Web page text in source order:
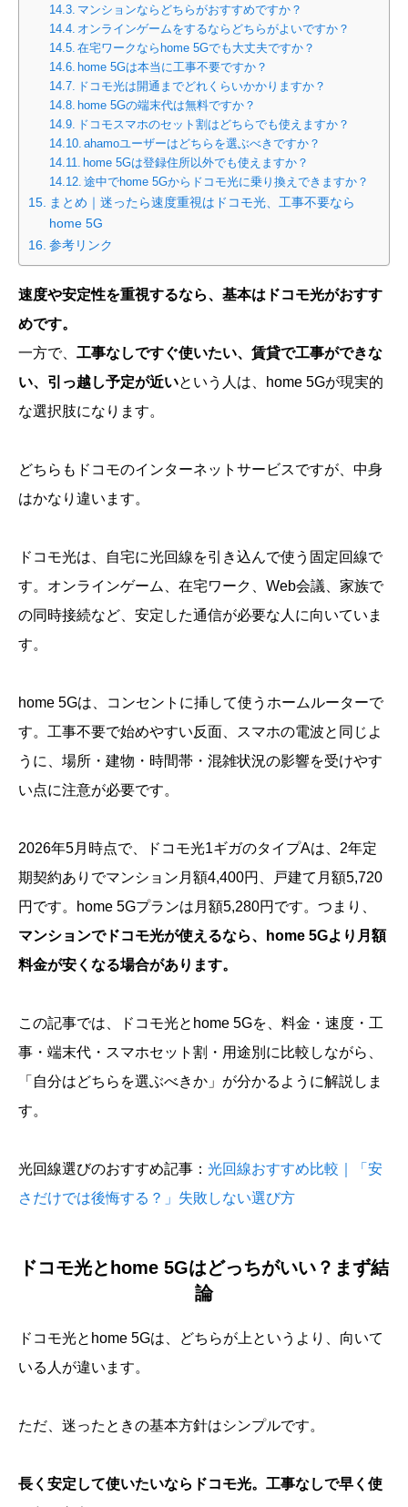
マンションならどちらがおすすめですか？
オンラインゲームをするならどちらがよいですか？
在宅ワークならhome 5Gでも大丈夫ですか？
home 5Gは本当に工事不要ですか？
ドコモ光は開通までどれくらいかかりますか？
home 5Gの端末代は無料ですか？
ドコモスマホのセット割はどちらでも使えますか？
ahamoユーザーはどちらを選ぶべきですか？
home 5Gは登録住所以外でも使えますか？
途中でhome 5Gからドコモ光に乗り換えできますか？
まとめ｜迷ったら速度重視はドコモ光、工事不要なら
home 5G
参考リンク
速度や安定性を重視するなら、基本はドコモ光がおすす
めです。
一方で、 工事なしですぐ使いたい、賃貸で工事ができな
い、引っ越し予定が近いという人は、home 5Gが現実的
な選択肢になります。
どちらもドコモのインターネットサービスですが、中身
はかなり違います。
ドコモ光は、自宅に光回線を引き込んで使う固定回線で
す。オンラインゲーム、在宅ワーク、Web会議、家族で
の同時接続など、安定した通信が必要な人に向いていま
す。
home 5Gは、コンセントに挿して使うホームルーターで
す。工事不要で始めやすい反面、スマホの電波と同じよ
うに、場所・建物・時間帯・混雑状況の影響を受けやす
い点に注意が必要です。
2026年5月時点で、ドコモ光1ギガのタイプAは、2年定
期契約ありでマンション月額4,400円、戸建て月額5,720
円です。home 5Gプランは月額5,280円です。つまり、
マンションでドコモ光が使えるなら、home 5Gより月額
料金が安くなる場合があります。
この記事では、ドコモ光とhome 5Gを、料金・速度・工
事・端末代・スマホセット割・用途別に比較しながら、
「自分はどちらを選ぶべきか」が分かるように解説しま
す。
光回線選びのおすすめ記事： 光回線おすすめ比較｜「安
さだけでは後悔する？」失敗しない選び方
ドコモ光とhome 5Gはどっちがいい？まず結
論
ドコモ光とhome 5Gは、どちらが上というより、向いて
いる人が違います。
ただ、迷ったときの基本方針はシンプルです。
長く安定して使いたいならドコモ光。工事なしで早く使